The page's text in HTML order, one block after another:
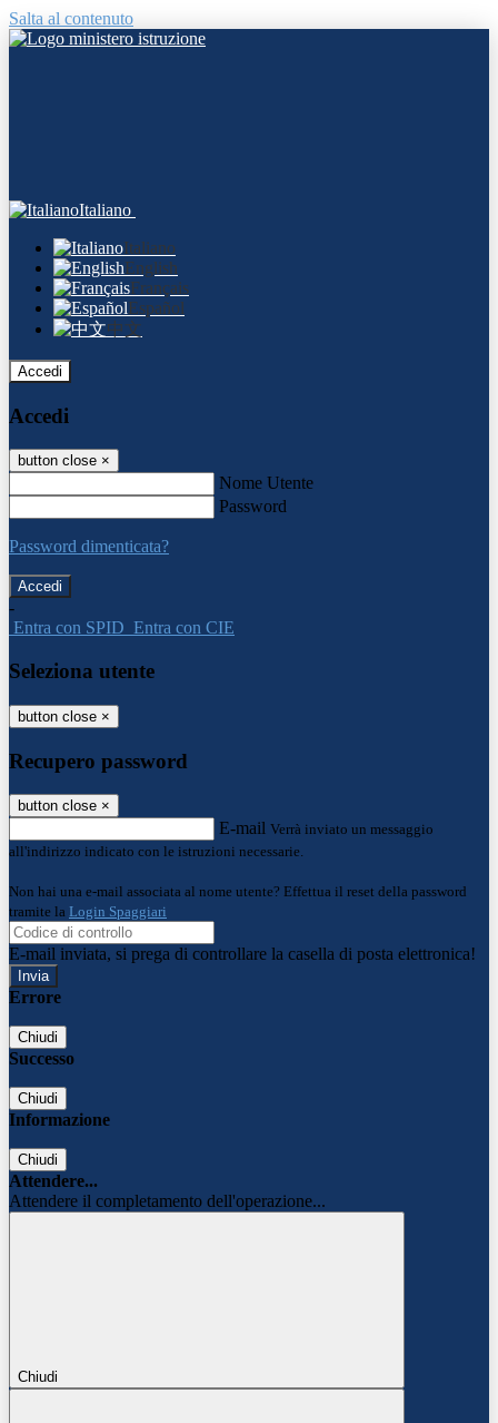
Salta al contenuto
Italiano
Italiano
English
Français
Español
中文
Accedi
Accedi
button close ×
Nome Utente
Password
Password dimenticata?
-
Entra con SPID Entra con CIE
Seleziona utente
button close ×
Recupero password
button close ×
E-mail Verrà inviato un messaggio
all'indirizzo indicato con le istruzioni necessarie.
Non hai una e-mail associata al nome utente? Effettua il reset della password
tramite la Login Spaggiari
E-mail inviata, si prega di controllare la casella di posta elettronica!
Errore
Chiudi
Successo
Chiudi
Informazione
Chiudi
Attendere...
Attendere il completamento dell'operazione...
Chiudi